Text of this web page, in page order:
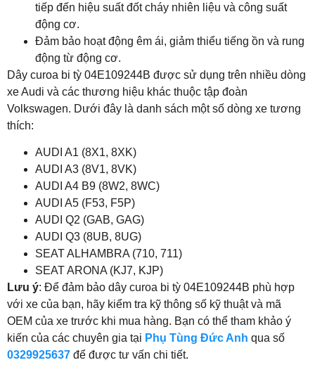
tiếp đến hiệu suất đốt cháy nhiên liệu và công suất
động cơ.
Đảm bảo hoạt động êm ái, giảm thiểu tiếng ồn và rung
động từ động cơ.
Dây curoa bi tỳ 04E109244B được sử dụng trên nhiều dòng
xe Audi và các thương hiệu khác thuộc tập đoàn
Volkswagen. Dưới đây là danh sách một số dòng xe tương
thích:
AUDI A1 (8X1, 8XK)
AUDI A3 (8V1, 8VK)
AUDI A4 B9 (8W2, 8WC)
AUDI A5 (F53, F5P)
AUDI Q2 (GAB, GAG)
AUDI Q3 (8UB, 8UG)
SEAT ALHAMBRA (710, 711)
SEAT ARONA (KJ7, KJP)
Lưu ý: Để đảm bảo dây curoa bi tỳ 04E109244B phù hợp
với xe của bạn, hãy kiểm tra kỹ thông số kỹ thuật và mã
OEM của xe trước khi mua hàng. Bạn có thể tham khảo ý
kiến của các chuyên gia tại Phụ Tùng Đức Anh qua số
0329925637 để được tư vấn chi tiết.